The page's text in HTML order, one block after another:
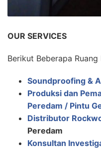
OUR SERVICES
Berikut Beberapa
Soundproofing &
Produksi dan
Peredam / Pintu
Distributor
Peredam
Konsultan